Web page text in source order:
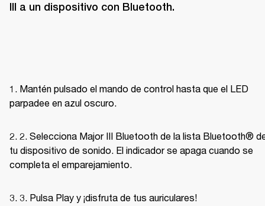
III a un dispositivo con Bluetooth.
1. Mantén pulsado el mando de control hasta que el LED
parpadee en azul oscuro.
2. 2. Selecciona Major III Bluetooth de la lista Bluetooth®
tu dispositivo de sonido. El indicador se apaga cuando se
completa el emparejamiento.
3. 3. Pulsa Play y ¡disfruta de tus auriculares!